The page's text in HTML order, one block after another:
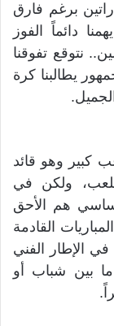
برغم فارق
دائماً الفوز
نتوقع تفوقنا
يطالبنا كرة
كبير وهو قائد
ولكن في
هم الأحق
القادمة
الإطار الفني
بين شباب أو